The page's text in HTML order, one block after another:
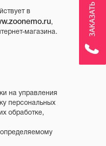
в
,
магазина.
на управления
персональных
обработке,